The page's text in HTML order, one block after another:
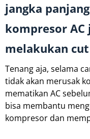
jangka
kompresor AC
melakukan cut
Tenang aja, selama
tidak akan merusak
mematikan AC
bisa membantu
kompresor dan